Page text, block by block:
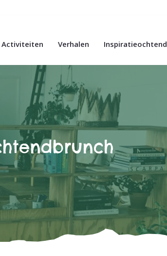
Activiteiten Verhalen Inspiratieochtend